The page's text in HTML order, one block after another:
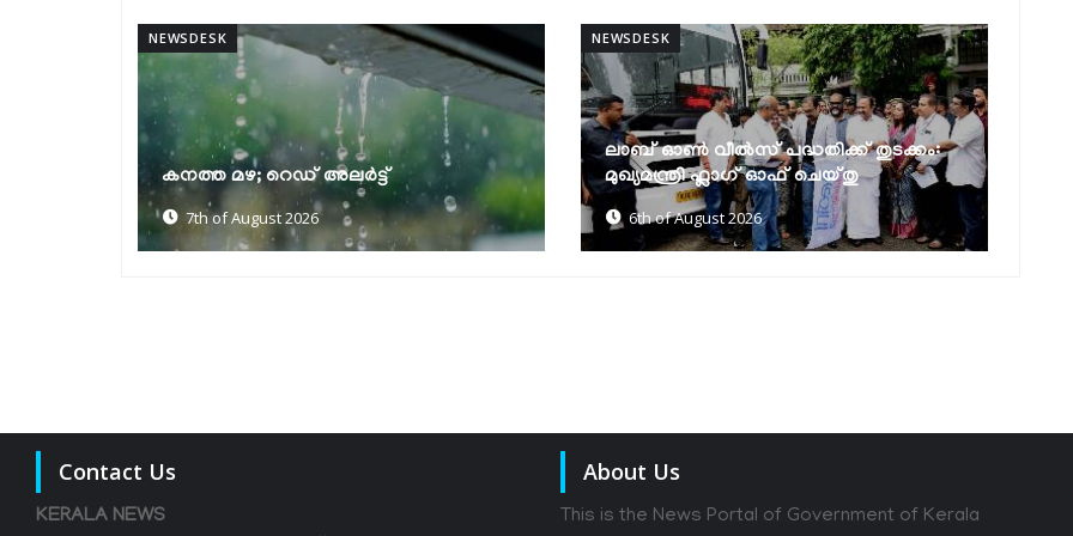
NEWSDESK
ലാബ് ഓൺ വീൽസ് പദ്ധതിക്ക് തുടക്കം:
മുഖ്യമന്ത്രി ഫ്ലാഗ് ഓഫ് ചെയ്തു
6th of August 2026
NEWSDESK
മുല്ലപ്പെരിയാറിൽ ജലനിരപ്പ് ഉയർത്താൻ
കേരളം അനുവദിക്കില്ലെന്ന് മന്ത്രി
മോൻസ് ജോസഫ്
6th of August 2026
Contact Us
KERALA NEWS
About Us
This is the News Portal of Government of Kerala